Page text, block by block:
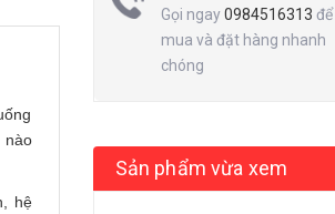
nào
hệ
Gọi ngay0984516313 để
mua và đặt hàng nhanh
chóng
Sản phẩm vừa xem